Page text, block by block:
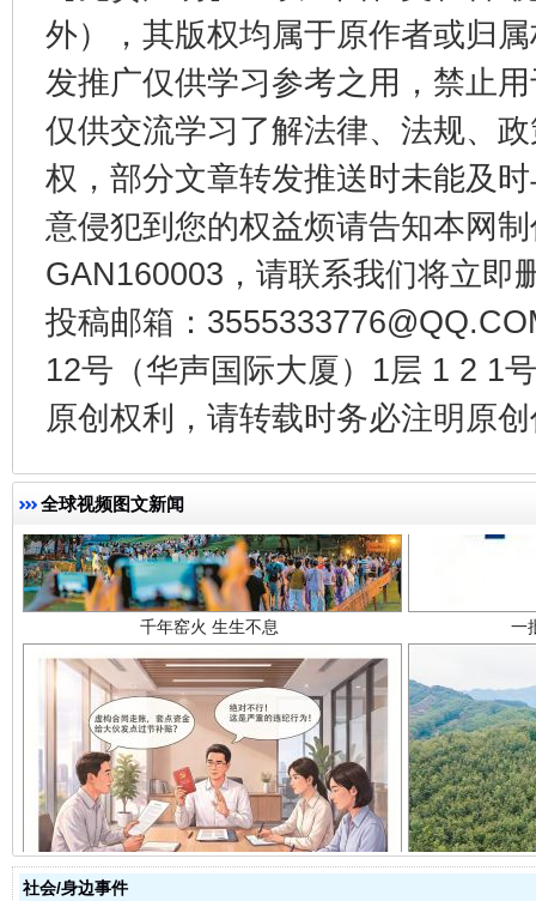
外），其版权均属于原作者或归
发推广仅供学习参考之用，禁止
仅供交流学习了解法律、法规、
权，部分文章转发推送时未能及
意侵犯到您的权益烦请告知本网
GAN160003，请联系我们将立即
投稿邮箱：
12号（华声国际大厦）1层 1 2 1
原创权利，请转载时务必注明原
全球视频图文新闻
东山县通报“牛蛙产品抗生素超标问题” 法
千年窑火 生生不息 一
揭开“小金库”的免责幌子
社会/身边事件